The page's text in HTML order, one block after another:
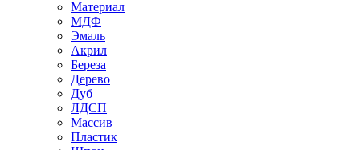
Материал
МДФ
Эмаль
Акрил
Береза
Дерево
Дуб
ЛДСП
Массив
Пластик